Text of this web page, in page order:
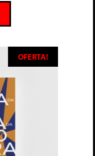
OFERTA!